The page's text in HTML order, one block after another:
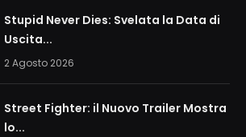
Stupid Never Dies: Svelata la Data di
Uscita...
2 Agosto 2026
Street Fighter: il Nuovo Trailer Mostra
lo...